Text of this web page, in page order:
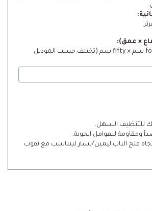
× عمق):
تقريباً fifty سم × forty سم × fifty سم (تختلف حسب الموديل
للتنظيف السهل.
ومقاومة للعوامل الجوية.
فتح الباب ليمين/يسار ليتناسب مع ثقوب